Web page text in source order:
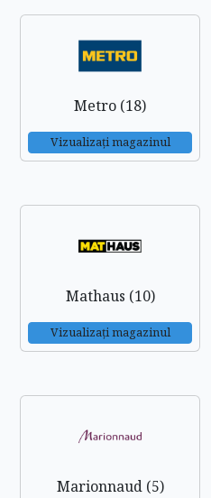
Metro (18)
Vizualizați magazinul
Mathaus (10)
Vizualizați magazinul
Marionnaud (5)